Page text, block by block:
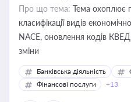
Про що тема: Тема охоплює
класифікації видів
NACE, оновлення кодів
зміни
Банківська діяльність
Фінансові послуги
+13